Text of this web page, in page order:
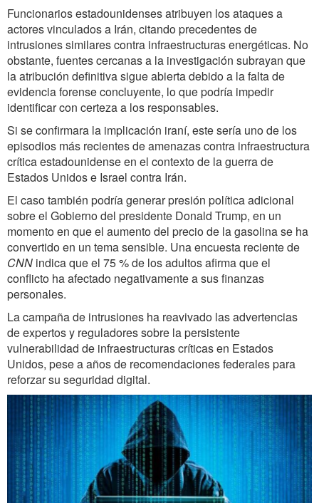
Funcionarios estadounidenses atribuyen los ataques a
actores vinculados a Irán, citando precedentes de
intrusiones similares contra infraestructuras energéticas. No
obstante, fuentes cercanas a la investigación subrayan que
la atribución definitiva sigue abierta debido a la falta de
evidencia forense concluyente, lo que podría impedir
identificar con certeza a los responsables.
Si se confirmara la implicación iraní, este sería uno de los
episodios más recientes de amenazas contra infraestructura
crítica estadounidense en el contexto de la guerra de
Estados Unidos e Israel contra Irán.
El caso también podría generar presión política adicional
sobre el Gobierno del presidente Donald Trump, en un
momento en que el aumento del precio de la gasolina se ha
convertido en un tema sensible. Una encuesta reciente de
CNN indica que el 75 % de los adultos afirma que el
conflicto ha afectado negativamente a sus finanzas
personales.
La campaña de intrusiones ha reavivado las advertencias
de expertos y reguladores sobre la persistente
vulnerabilidad de infraestructuras críticas en Estados
Unidos, pese a años de recomendaciones federales para
reforzar su seguridad digital.